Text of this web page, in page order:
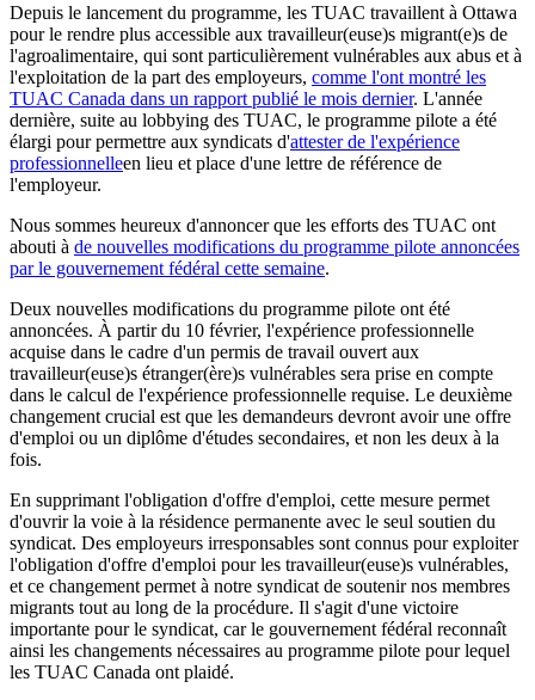
Depuis le lancement du programme, les TUAC travaillent à Ottawa
pour le rendre plus accessible aux travailleur(euse)s migrant(e)s de
l'agroalimentaire, qui sont particulièrement vulnérables aux abus et à
l'exploitation de la part des employeurs, comme l'ont montré les
TUAC Canada dans un rapport publié le mois dernier. L'année
dernière, suite au lobbying des TUAC, le programme pilote a été
élargi pour permettre aux syndicats d'attester de l'expérience
professionnelleen lieu et place d'une lettre de référence de
l'employeur.
Nous sommes heureux d'annoncer que les efforts des TUAC ont
abouti à de nouvelles modifications du programme pilote annoncées
par le gouvernement fédéral cette semaine.
Deux nouvelles modifications du programme pilote ont été
annoncées. À partir du 10 février, l'expérience professionnelle
acquise dans le cadre d'un permis de travail ouvert aux
travailleur(euse)s étranger(ère)s vulnérables sera prise en compte
dans le calcul de l'expérience professionnelle requise. Le deuxième
changement crucial est que les demandeurs devront avoir une offre
d'emploi ou un diplôme d'études secondaires, et non les deux à la
fois.
En supprimant l'obligation d'offre d'emploi, cette mesure permet
d'ouvrir la voie à la résidence permanente avec le seul soutien du
syndicat. Des employeurs irresponsables sont connus pour exploiter
l'obligation d'offre d'emploi pour les travailleur(euse)s vulnérables,
et ce changement permet à notre syndicat de soutenir nos membres
migrants tout au long de la procédure. Il s'agit d'une victoire
importante pour le syndicat, car le gouvernement fédéral reconnaît
ainsi les changements nécessaires au programme pilote pour lequel
les TUAC Canada ont plaidé.